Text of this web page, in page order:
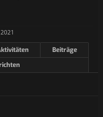
Beiträge